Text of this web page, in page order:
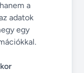
a
adatok
egy